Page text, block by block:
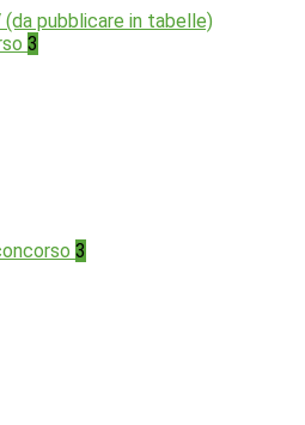
(da pubblicare in tabelle)
3
3